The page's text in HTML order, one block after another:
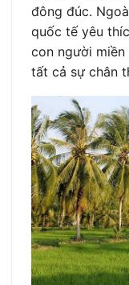
đông đúc.
quốc tế yêu
con người
tất cả sự chân